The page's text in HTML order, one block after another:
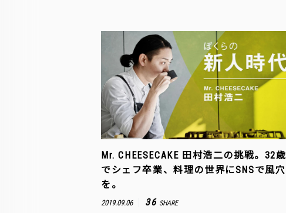
Mr. CHEESECAKE 田村浩二の挑戦。32歳
でシェフ卒業、料理の世界にSNSで風穴
を。
2019.09.06 36 SHARE